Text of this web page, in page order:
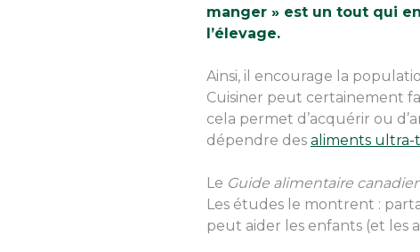
manger » est un tout qui
l’élevage.
Ainsi, il encourage la
Cuisiner peut certainement
cela permet d’acquérir ou
dépendre des aliments ultra-
Le Guide alimentaire
Les études le montrent :
peut aider les enfants (et les